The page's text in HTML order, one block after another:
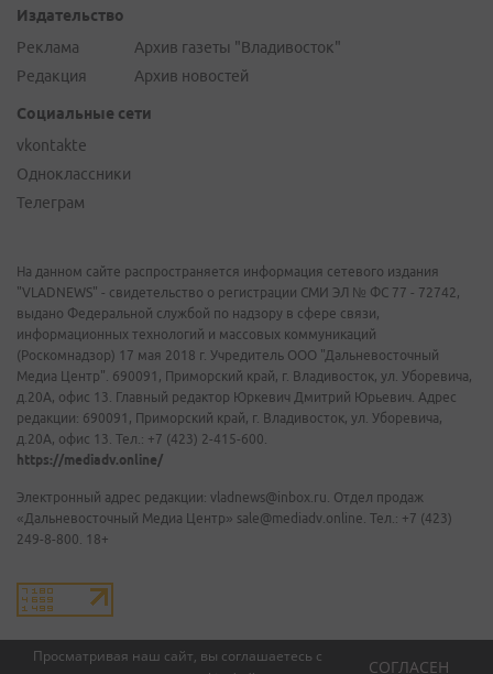
Просматривая наш сайт, вы соглашаетесь с
СОГЛАСЕН
Издательство
Реклама
Редакция
Архив газеты "Владивосток"
Архив новостей
Социальные сети
vkontakte
Одноклассники
Телеграм
На данном сайте распространяется информация сетевого издания
"VLADNEWS" - свидетельство о регистрации СМИ ЭЛ № ФС 77 - 72742,
выдано Федеральной службой по надзору в сфере связи,
информационных технологий и массовых коммуникаций
(Роскомнадзор) 17 мая 2018 г. Учредитель ООО "Дальневосточный
Медиа Центр". 690091, Приморский край, г. Владивосток, ул. Уборевича,
д.20А, офис 13. Главный редактор Юркевич Дмитрий Юрьевич. Адрес
редакции: 690091, Приморский край, г. Владивосток, ул. Уборевича,
д.20А, офис 13. Тел.: +7 (423) 2-415-600.
https://mediadv.online/
Электронный адрес редакции: vladnews@inbox.ru. Отдел продаж
«Дальневосточный Медиа Центр» sale@mediadv.online. Тел.: +7 (423)
249-8-800. 18+